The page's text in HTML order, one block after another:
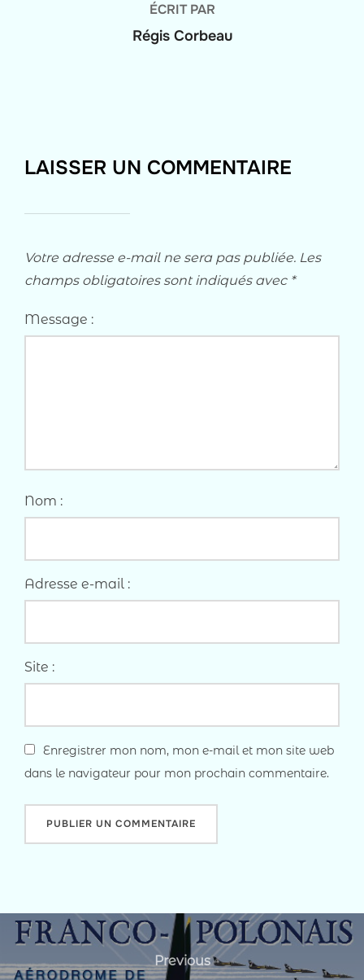
ÉCRIT PAR
Régis Corbeau
LAISSER UN COMMENTAIRE
Votre adresse e-mail ne sera pas publiée. Les
champs obligatoires sont indiqués avec *
Message :
Nom :
Adresse e-mail :
Site :
Enregistrer mon nom, mon e-mail et mon site web
dans le navigateur pour mon prochain commentaire.
Navigation
de
Previous
Previous